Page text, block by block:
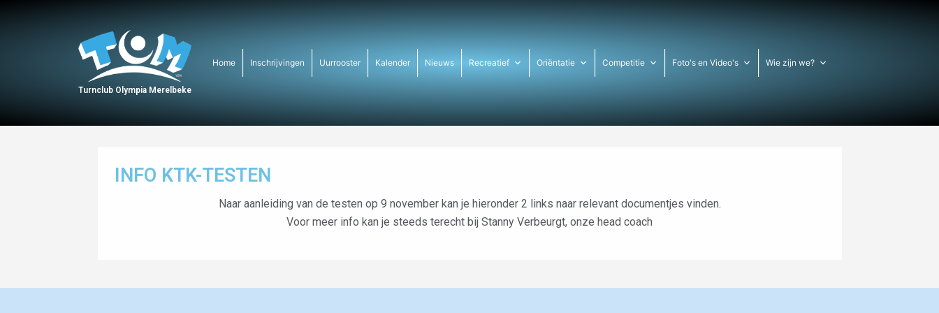
Turnclub Olympia Merelbeke
Home Inschrijvingen Uurrooster Kalender Nieuws Recreatief Oriëntatie Competitie Foto's en Video's Wie zijn we?
INFO KTK-TESTEN
Naar aanleiding van de testen op 9 november kan je hieronder 2 links naar relevant documentjes vinden.
Voor meer info kan je steeds terecht bij Stanny Verbeurgt, onze head coach